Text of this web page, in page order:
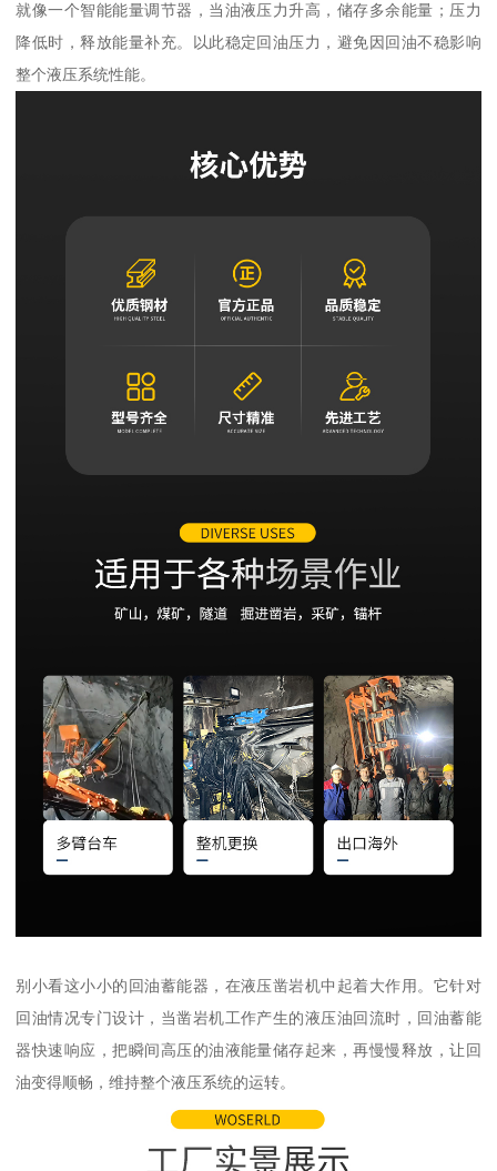
就像一个智能能量调节器，当油液压力升高，储存多余能量；压力
降低时，释放能量补充。以此稳定回油压力，避免因回油不稳影响
整个液压系统性能。
别小看这小小的回油蓄能器，在液压凿岩机中起着大作用。它针对
回油情况专门设计，当凿岩机工作产生的液压油回流时，回油蓄能
器快速响应，把瞬间高压的油液能量储存起来，再慢慢释放，让回
油变得顺畅，维持整个液压系统的运转。